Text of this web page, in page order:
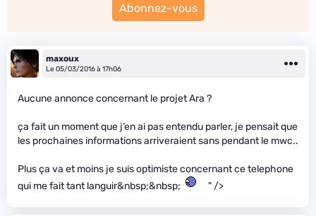
Abonnez-vous
maxoux
Le 05/03/2016 à 17h06
Aucune annonce concernant le projet Ara ?
ça fait un moment que j’en ai pas entendu parler, je pensait que
les prochaines informations arriveraient sans pendant le mwc..
Plus ça va et moins je suis optimiste concernant ce telephone
qui me fait tant languir&nbsp;&nbsp;
" />